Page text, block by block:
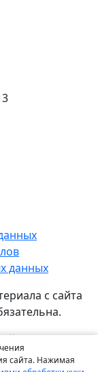
сайта. Нажимая
данных
с сайта
и товарные
в